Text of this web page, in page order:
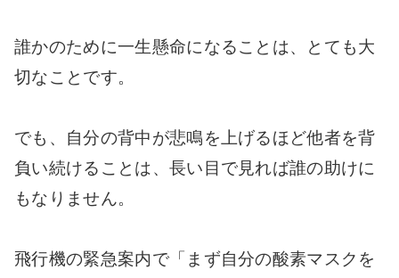
誰かのために一生懸命になることは、とても大
切なことです。
でも、自分の背中が悲鳴を上げるほど他者を背
負い続けることは、長い目で見れば誰の助けに
もなりません。
飛行機の緊急案内で「まず自分の酸素マスクを